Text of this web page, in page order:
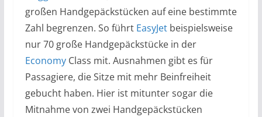
großen Handgepäckstücken auf eine bestimmte
Zahl begrenzen. So führt EasyJetbeispielsweise
nur 70 große Handgepäckstücke in der
EconomyClass mit. Ausnahmen gibt es für
Passagiere, die Sitze mit mehr Beinfreiheit
gebucht haben. Hier ist mitunter sogar die
Mitnahme von zwei Handgepäckstücken